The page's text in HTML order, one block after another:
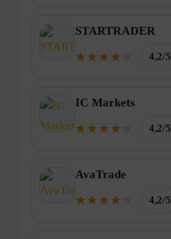
STARTRADER
4,2/5
IC Markets
4,2/5
AvaTrade
4,2/5